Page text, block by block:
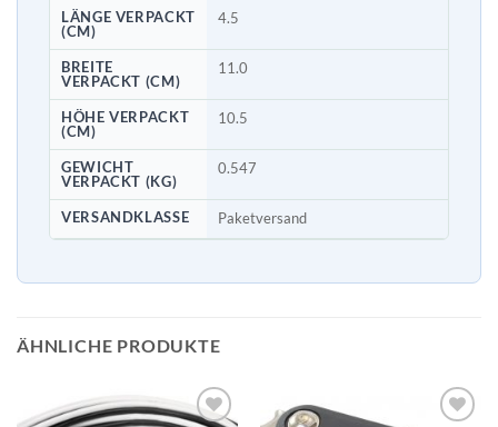
LÄNGE VERPACKT
(CM)
4.5
BREITE
VERPACKT (CM)
11.0
HÖHE VERPACKT
(CM)
10.5
GEWICHT
VERPACKT (KG)
0.547
VERSANDKLASSE Paketversand
ÄHNLICHE PRODUKTE